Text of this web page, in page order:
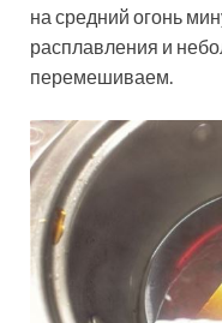
на средний огонь
расплавления и
перемешиваем.